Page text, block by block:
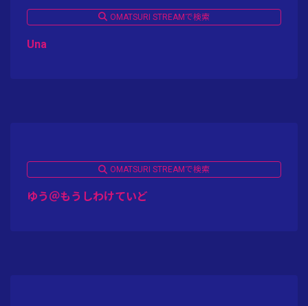
OMATSURI STREAMで検索
Una
OMATSURI STREAMで検索
ゆう＠もうしわけていど